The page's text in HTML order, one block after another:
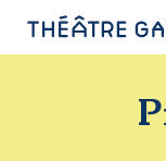
INFOS